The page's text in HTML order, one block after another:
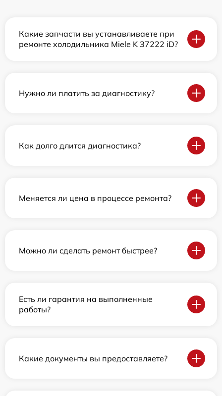
Какие запчасти вы устанавливаете при
ремонте холодильника Miele K 37222 iD?
Нужно ли платить за диагностику?
Как долго длится диагностика?
Меняется ли цена в процессе ремонта?
Можно ли сделать ремонт быстрее?
Есть ли гарантия на выполненные
работы?
Какие документы вы предоставляете?